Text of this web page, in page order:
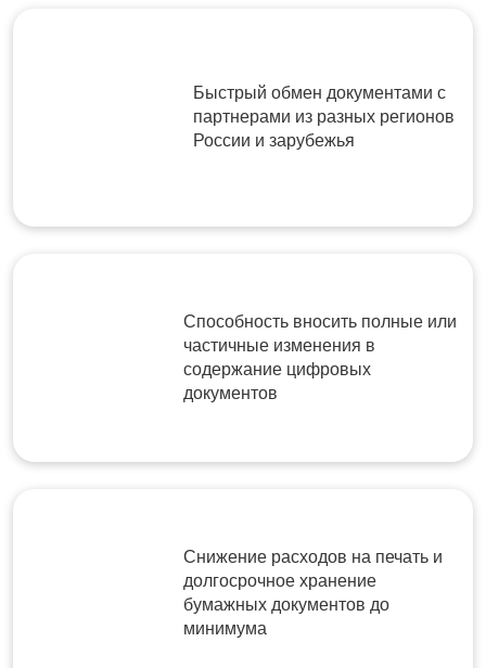
Быстрый обмен документами с
партнерами из разных регионов
России и зарубежья
Способность вносить полные или
частичные изменения в
содержание цифровых
документов
Снижение расходов на печать и
долгосрочное хранение
бумажных документов до
минимума